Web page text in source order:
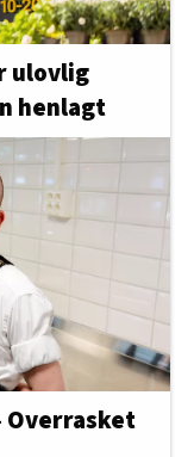
ulovlig
henlagt
Overrasket